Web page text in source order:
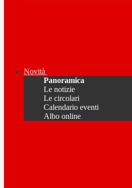
Novità
Panoramica
Le notizie
Le circolari
Calendario eventi
Albo online